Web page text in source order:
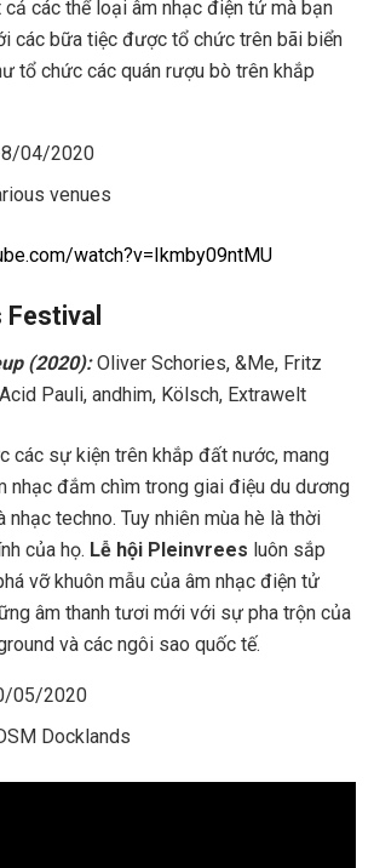
các thể loại âm nhạc điện tử mà bạn
các bữa tiệc được tổ chức trên bãi biển
tổ chức các quán rượu bò trên khắp
04/2020
venues
watch?v=Ikmby09ntMU
(2020): Oliver Schories, &Me, Fritz
Pauli, andhim, Kölsch, Extrawelt
các sự kiện trên khắp đất nước, mang
nhạc đắm chìm trong giai điệu du dương
nhạc techno. Tuy nhiên mùa hè là thời
của họ. Lễ hội Pleinvrees luôn sắp
vỡ khuôn mẫu của âm nhạc điện tử
âm thanh tươi mới với sự pha trộn của
và các ngôi sao quốc tế.
05/2020
Docklands